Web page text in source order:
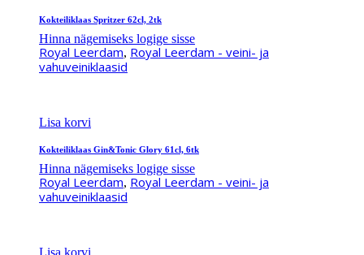
Royal Leerdam, Royal Leerdam - veini- ja
vahuveiniklaasid
Kokteiliklaas Spritzer 62cl, 2tk
Hinna nägemiseks logige sisse
Lisa korvi
Royal Leerdam, Royal Leerdam - veini- ja
vahuveiniklaasid
Kokteiliklaas Gin&Tonic Glory 61cl, 6tk
Hinna nägemiseks logige sisse
Lisa korvi